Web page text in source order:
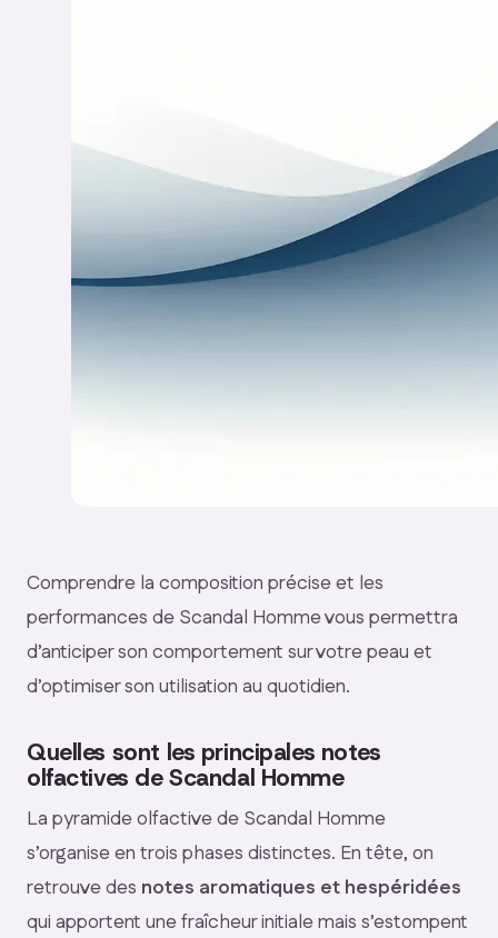
Comprendre la composition précise et les
performances de Scandal Homme vous permettra
d’anticiper son comportement sur votre peau et
d’optimiser son utilisation au quotidien.
Quelles sont les principales notes
olfactives de Scandal Homme
La pyramide olfactive de Scandal Homme
s’organise en trois phases distinctes. En tête, on
retrouve des notes aromatiques et hespéridées
qui apportent une fraîcheur initiale mais s’estompent